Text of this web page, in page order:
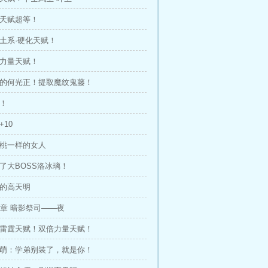
赋超等！
系·硬化天赋！
量天赋！
何光正！提取魔纹鬼藤！
一样的女人
大BOSS洛冰璃！
高天明
章 暗影祭司——夜
霆天赋！双倍力量天赋！
：学弟别装了，就是你！